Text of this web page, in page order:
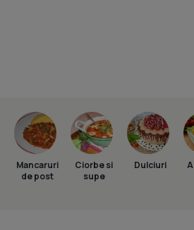
Mancaruri
de post
Ciorbe si
supe
Dulciuri